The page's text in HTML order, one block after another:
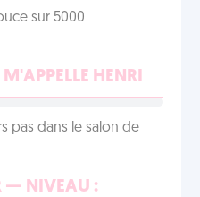
sur 5000
M'APPELLE HENRI
pas dans le salon de
— NIVEAU :